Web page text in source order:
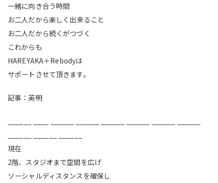
一緒に向き合う時間
お二人だから楽しく出来ること
お二人だから続くがつづく
これからも
HAREYAKA＋Rebodyは
サポートさせて頂きます。
記事：英明
現在
2階、スタジオまで空間を広げ
ソーシャルディスタンスを確保し